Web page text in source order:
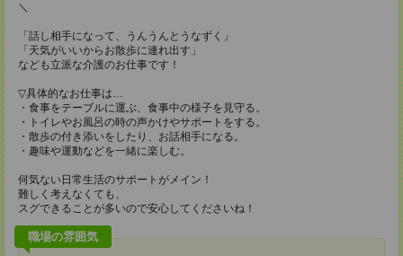
＼
「話し相手になって、うんうんとうなずく」
「天気がいいからお散歩に連れ出す」
なども立派な介護のお仕事です！
▽具体的なお仕事は…
・食事をテーブルに運ぶ、食事中の様子を見守る。
・トイレやお風呂の時の声かけやサポートをする。
・散歩の付き添いをしたり、お話相手になる。
・趣味や運動などを一緒に楽しむ。
何気ない日常生活のサポートがメイン！
難しく考えなくても、
スグできることが多いので安心してくださいね！
職場の雰囲気